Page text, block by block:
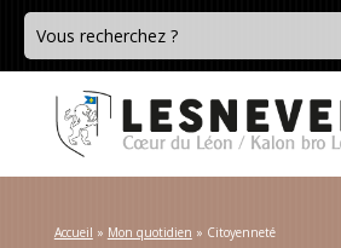
Accueil » Mon quotidien » Citoyenneté